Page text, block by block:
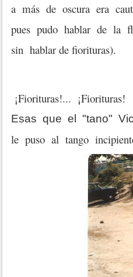
a más de oscura era
pues pudo hablar de la
sin hablar de fiorituras).
¡Fiorituras!... ¡Fiorituras!
Esas que el "tano"
le puso al tango